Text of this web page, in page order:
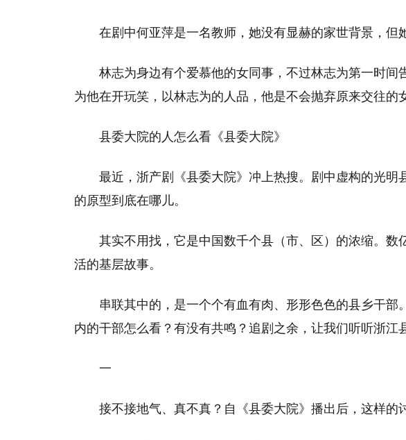
在剧中何亚萍是一名教师，她没有显赫的家世背景，但
林志为身边有个爱慕他的女同事，不过林志为第一时间
为他在开玩笑，以林志为的人品，他是不会抛弃原来交往的
县委大院的人怎么看《县委大院》
最近，浙产剧《县委大院》冲上热搜。剧中虚构的光明
的原型到底在哪儿。
其实不用找，它是中国数千个县（市、区）的浓缩。数
活的基层故事。
串联其中的，是一个个有血有肉、形形色色的县乡干部
内的干部怎么看？有没有共鸣？追剧之余，让我们听听浙江
一
接不接地气、真不真？自《县委大院》播出后，这样的